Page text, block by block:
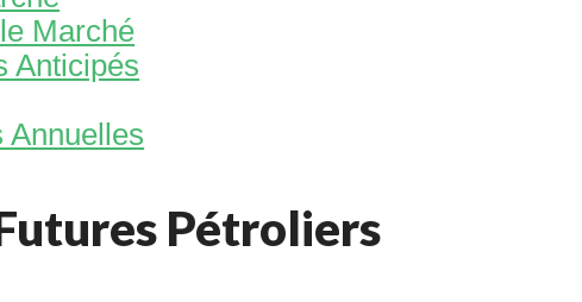
Marché
Anticipés
Annuelles
Pétroliers